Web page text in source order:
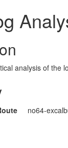
analysis of the
no64-